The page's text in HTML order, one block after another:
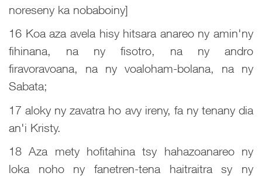
noreseny ka nobaboiny]
16 Koa aza avela hisy hitsara anareo ny amin'ny
fihinana, na ny fisotro, na ny andro
firavoravoana, na ny voaloham-bolana, na ny
Sabata;
17 aloky ny zavatra ho avy ireny, fa ny tenany dia
an'i Kristy.
18 Aza mety hofitahina tsy hahazoanareo ny
loka noho ny fanetren-tena haitraitra sy ny